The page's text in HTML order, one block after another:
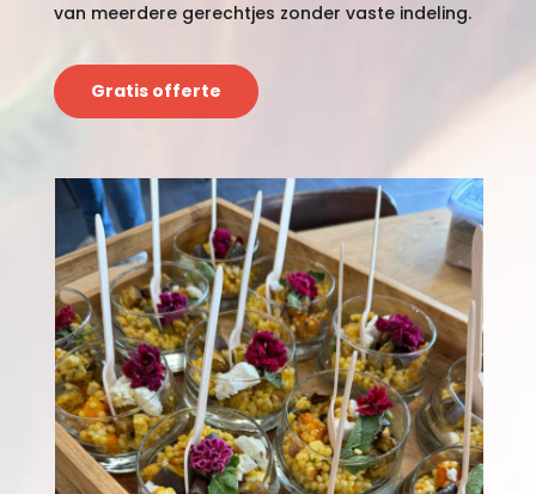
van meerdere gerechtjes zonder vaste indeling.
Gratis offerte